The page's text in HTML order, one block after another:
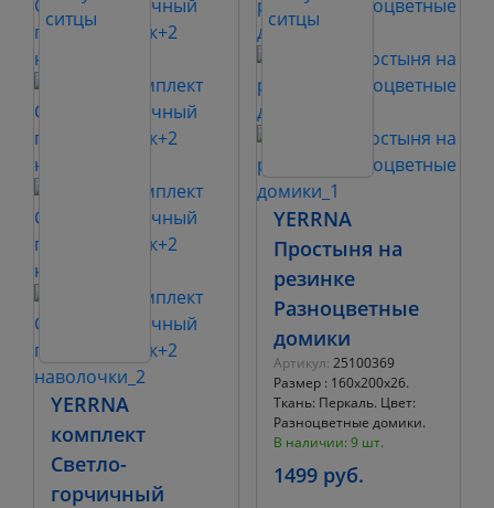
YERRNA
комплект
Светло-
горчичный
YERRNA
Простыня на
резинке
Разноцветные
домики
Артикул: 25100369
Размер : 160х200х26.
Ткань: Перкаль. Цвет:
Разноцветные домики.
В наличии: 9 шт.
1499 руб.